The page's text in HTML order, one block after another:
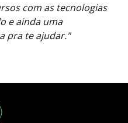
com as tecnologias
e ainda uma
pra te ajudar."